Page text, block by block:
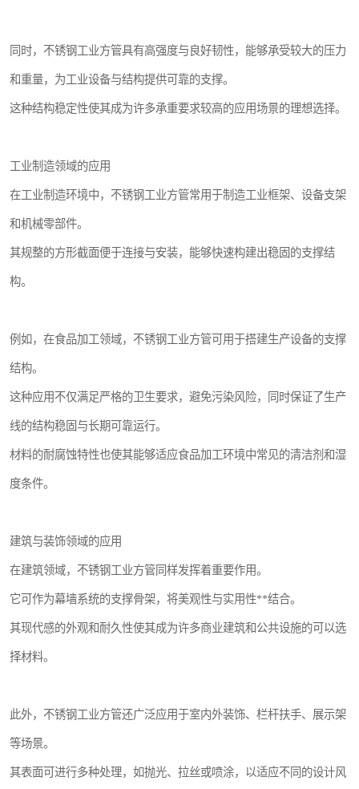
同时，不锈钢工业方管具有高强度与良好韧性，能够承受较大的压力
和重量，为工业设备与结构提供可靠的支撑。
这种结构稳定性使其成为许多承重要求较高的应用场景的理想选择。
工业制造领域的应用
在工业制造环境中，不锈钢工业方管常用于制造工业框架、设备支架
和机械零部件。
其规整的方形截面便于连接与安装，能够快速构建出稳固的支撑结
构。
例如，在食品加工领域，不锈钢工业方管可用于搭建生产设备的支撑
结构。
这种应用不仅满足严格的卫生要求，避免污染风险，同时保证了生产
线的结构稳固与长期可靠运行。
材料的耐腐蚀特性也使其能够适应食品加工环境中常见的清洁剂和湿
度条件。
建筑与装饰领域的应用
在建筑领域，不锈钢工业方管同样发挥着重要作用。
它可作为幕墙系统的支撑骨架，将美观性与实用性**结合。
其现代感的外观和耐久性使其成为许多商业建筑和公共设施的可以选
择材料。
此外，不锈钢工业方管还广泛应用于室内外装饰、栏杆扶手、展示架
等场景。
其表面可进行多种处理，如抛光、拉丝或喷涂，以适应不同的设计风